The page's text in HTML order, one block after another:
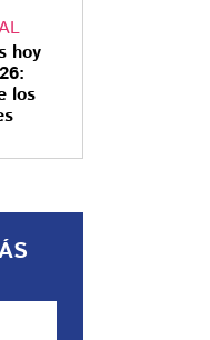
hoy
los